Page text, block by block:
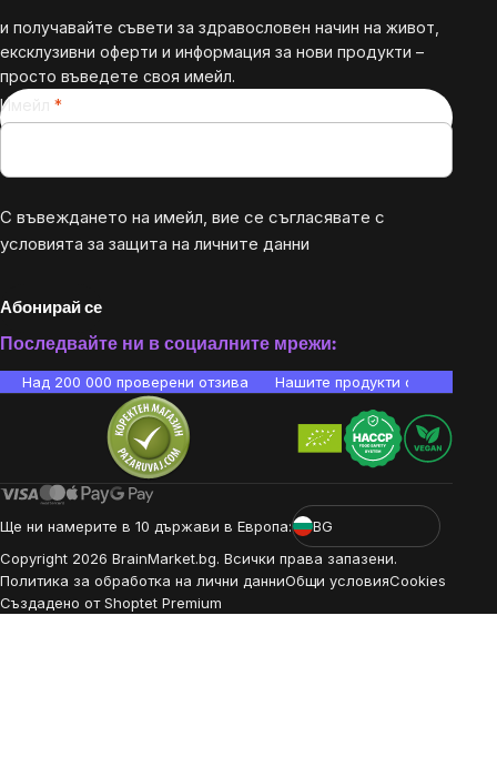
и получавайте съвети за здравословен начин на живот,
ексклузивни оферти и информация за нови продукти –
просто въведете своя имейл.
Имейл
С въвеждането на имейл, вие се съгласявате с
условията за защита на личните данни
Абонирай се
Последвайте ни в социалните мрежи:
Над 200 000 проверени отзива Нашите продукти са
Ще ни намерите в 10 държави в Европа:
BG
Copyright 2026 BrainMarket.bg. Всички права запазени.
Политика за обработка на лични данниОбщи условияCookies
Създадено от Shoptet Premium